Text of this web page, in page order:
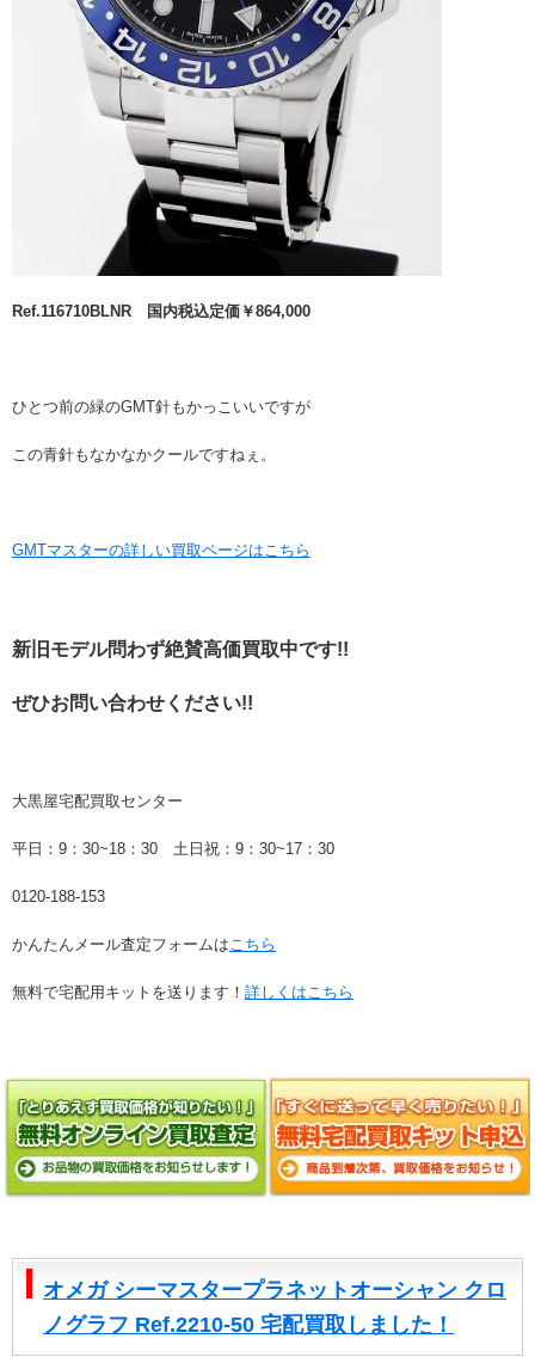
Ref.116710BLNR 国内税込定価￥864,000
ひとつ前の緑のGMT針もかっこいいですが
この青針もなかなかクールですねぇ。
GMTマスターの詳しい買取ページはこちら
新旧モデル問わず絶賛高価買取中です!!
ぜひお問い合わせください!!
大黒屋宅配買取センター
平日：9：30~18：30 土日祝：9：30~17：30
0120-188-153
かんたんメール査定フォームは こちら
無料で宅配用キットを送ります！ 詳しくはこちら
オメガ シーマスタープラネットオーシャン クロ
ノグラフ Ref.2210-50 宅配買取しました！